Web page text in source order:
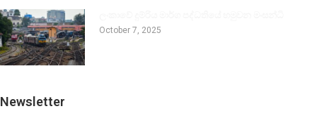
October 7, 2025
Newsletter